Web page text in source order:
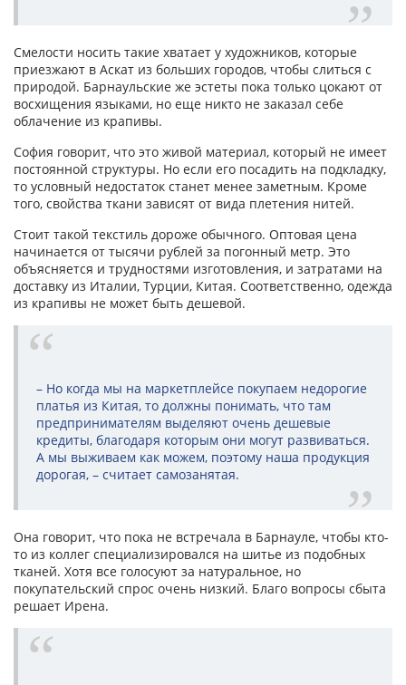
Смелости носить такие хватает у художников, которые
приезжают в Аскат из больших городов, чтобы слиться с
природой. Барнаульские же эстеты пока только цокают от
восхищения языками, но еще никто не заказал себе
облачение из крапивы.
София говорит, что это живой материал, который не имеет
постоянной структуры. Но если его посадить на подкладку,
то условный недостаток станет менее заметным. Кроме
того, свойства ткани зависят от вида плетения нитей.
Стоит такой текстиль дороже обычного. Оптовая цена
начинается от тысячи рублей за погонный метр. Это
объясняется и трудностями изготовления, и затратами на
доставку из Италии, Турции, Китая. Соответственно, одежда
из крапивы не может быть дешевой.
– Но когда мы на маркетплейсе покупаем недорогие
платья из Китая, то должны понимать, что там
предпринимателям выделяют очень дешевые
кредиты, благодаря которым они могут развиваться.
А мы выживаем как можем, поэтому наша продукция
дорогая, – считает самозанятая.
Она говорит, что пока не встречала в Барнауле, чтобы кто-
то из коллег специализировался на шитье из подобных
тканей. Хотя все голосуют за натуральное, но
покупательский спрос очень низкий. Благо вопросы сбыта
решает Ирена.